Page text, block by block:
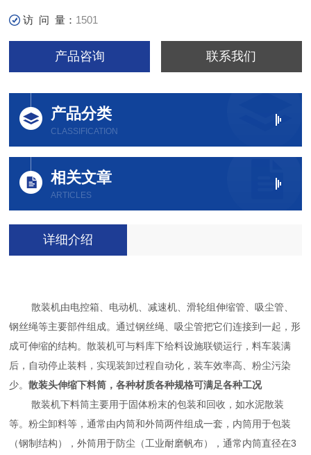
访 问 量： 1501
产品咨询 联系我们
产品分类
CLASSIFICATION
相关文章
ARTICLES
详细介绍
散装机由电控箱、电动机、减速机、滑轮组伸缩管、吸尘管、
钢丝绳等主要部件组成。通过钢丝绳、吸尘管把它们连接到一起，形
成可伸缩的结构。散装机可与料库下给料设施联锁运行，料车装满
后，自动停止装料，实现装卸过程自动化，装车效率高、粉尘污染
少。散装头伸缩下料筒，各种材质各种规格可满足各种工况
散装机下料筒主要用于固体粉末的包装和回收，如水泥散装
等。粉尘卸料等，通常由内筒和外筒两件组成一套，内筒用于包装
（钢制结构），外筒用于防尘（工业耐磨帆布），通常内筒直径在3